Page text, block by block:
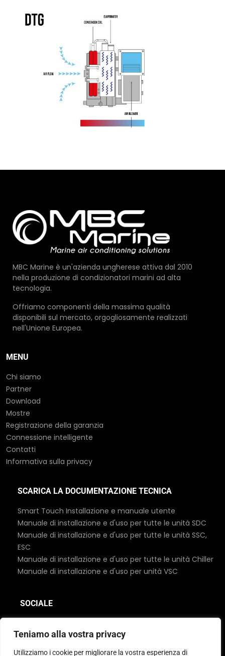
Teniamo alla vostra privacy
Utilizziamo i cookie per migliorare la vostra esperienza di
MBC Marine è un'azienda ungherese attiva dal 2010
nella produzione di condizionatori marini ad alta
tecnologia.
Offriamo componenti della massima qualità
disponibili sul mercato, orgogliosamente realizzati
nell'Unione Europea.
MENU
Chi siamo
Partner
Download
Mostre
Registrazione della garanzia
Connessione intelligente
Contatti
Informativa sulla privacy
SCARICA LA DOCUMENTAZIONE TECNICA
Smart Touch Installazione e manuale utente
Manuale di installazione e d'uso per tutte le unità SDC
Manuale di installazione e d'uso per tutte le unità SSC,
ESC
Manuale di installazione e d'uso per tutte le unità Chiller
Manuale di installazione e d'uso per unità VSC
SOCIALE